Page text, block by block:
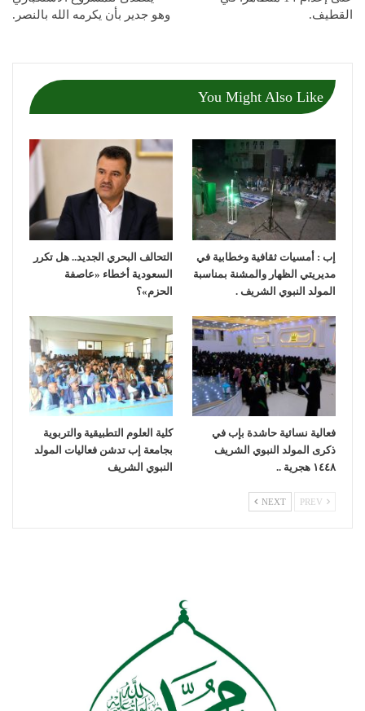
القطيف.
وهو جدير بأن يكرمه الله بالنصر.
You Might Also Like
إب : أمسيات ثقافية وخطابية في
مديريتي الظهار والمشنة بمناسبة
المولد النبوي الشريف .
التحالف البحري الجديد.. هل تكرر
السعودية أخطاء «عاصفة
الحزم»؟
فعالية نسائية حاشدة بإب في
ذكرى المولد النبوي الشريف
١٤٤٨ هجرية ..
كلية العلوم التطبيقية والتربوية
بجامعة إب تدشن فعاليات المولد
النبوي الشريف
NEXT